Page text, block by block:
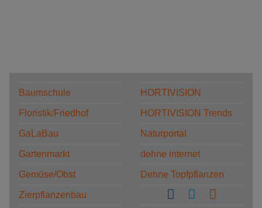
Baumschule
Floristik/Friedhof
GaLaBau
Gartenmarkt
Gemüse/Obst
Zierpflanzenbau
HORTIVISION
HORTIVISION Trends
Naturportal
dehne internet
Dehne Topfpflanzen